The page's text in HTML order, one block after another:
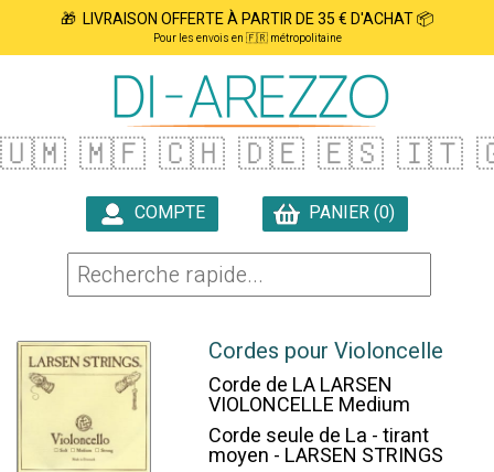
🎁 LIVRAISON OFFERTE À PARTIR DE 35 € D'ACHAT 📦
Pour les envois en 🇫🇷 métropolitaine
🇺🇲 🇲🇫 🇨🇭 🇩🇪 🇪🇸 🇮🇹
COMPTE
PANIER (0)
Cordes pour Violoncelle
Corde de LA LARSEN
VIOLONCELLE Medium
Corde seule de La - tirant
moyen - LARSEN STRINGS